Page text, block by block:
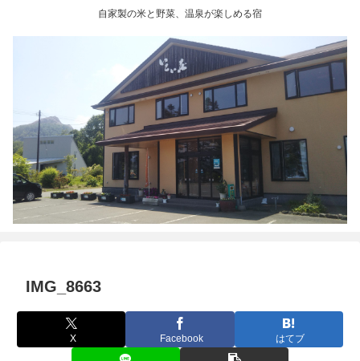
自家製の米と野菜、温泉が楽しめる宿
IMG_8663
X Facebook はてブ